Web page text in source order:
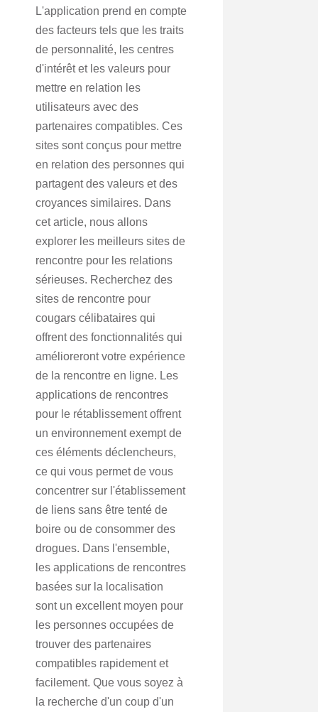
L'application prend en compte
des facteurs tels que les traits
de personnalité, les centres
d'intérêt et les valeurs pour
mettre en relation les
utilisateurs avec des
partenaires compatibles. Ces
sites sont conçus pour mettre
en relation des personnes qui
partagent des valeurs et des
croyances similaires. Dans
cet article, nous allons
explorer les meilleurs sites de
rencontre pour les relations
sérieuses. Recherchez des
sites de rencontre pour
cougars célibataires qui
offrent des fonctionnalités qui
amélioreront votre expérience
de la rencontre en ligne. Les
applications de rencontres
pour le rétablissement offrent
un environnement exempt de
ces éléments déclencheurs,
ce qui vous permet de vous
concentrer sur l'établissement
de liens sans être tenté de
boire ou de consommer des
drogues. Dans l'ensemble,
les applications de rencontres
basées sur la localisation
sont un excellent moyen pour
les personnes occupées de
trouver des partenaires
compatibles rapidement et
facilement. Que vous soyez à
la recherche d'un coup d'un